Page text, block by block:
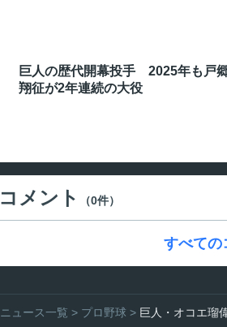
巨人の歴代開幕投手 2025年も戸
翔征が2年連続の大役
コメント （0件）
すべての
ニュース一覧 > プロ野球 > 巨人・オコエ瑠